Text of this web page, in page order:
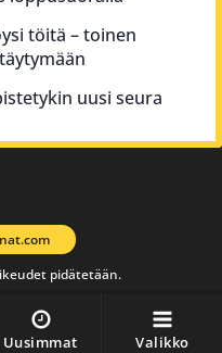
Uusimmat Valikko
töitä – toinen
uusi seura
pidätetään.